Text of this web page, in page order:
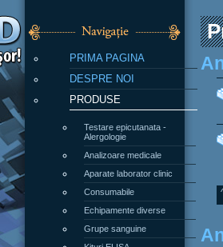
PRIMA PAGINA
DESPRE NOI
PRODUSE
Testare epicutanata -
Alergologie
Analizoare medicale
Aparate laborator clinic
Consumabile
Echipamente diverse
Grupe sanguine
Kituri ELISA